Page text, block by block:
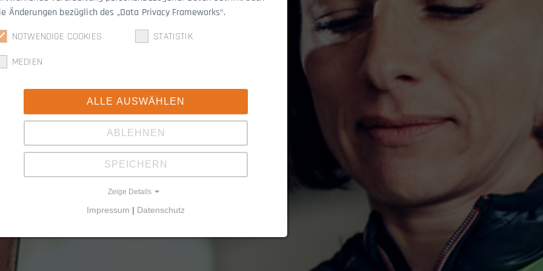
Karriere
Änderungen bezüglich des „Data Privacy Frameworks“.
NOTWENDIGE COOKIES
STATISTIK
MEDIEN
ALLE AUSWÄHLEN
ABLEHNEN
SPEICHERN
Zeige Details
Impressum | Datenschutz